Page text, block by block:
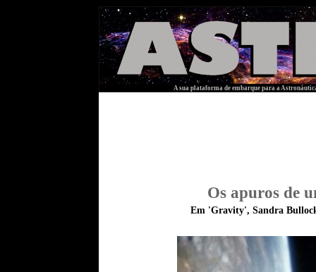
A sua plataforma de embarque para a
Os apuros de
Em 'Gravity', Sandra